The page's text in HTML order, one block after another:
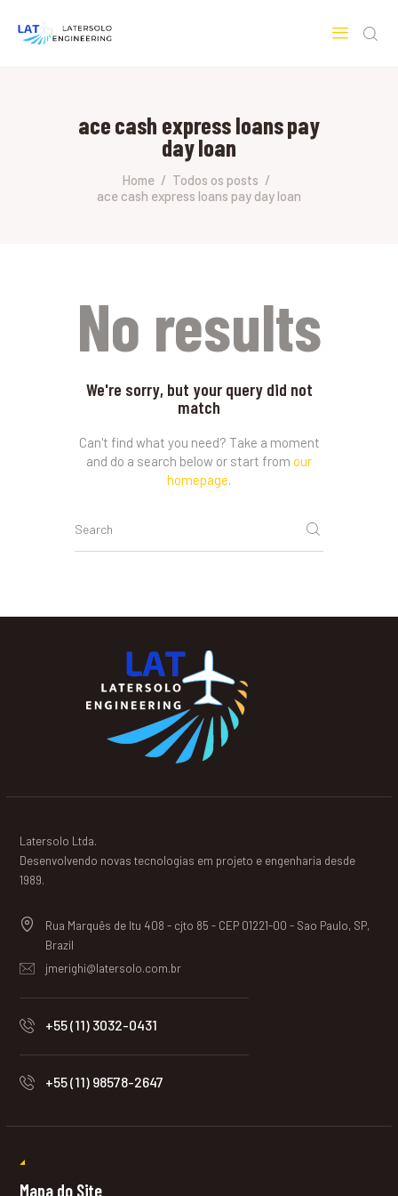
ace cash express loans pay
day loan
Home
Todos os posts
ace cash express loans pay day loan
HOME
SOBRE A LATERSOLO
ENGINEERING
MERCADOS & SERVIÇOS
No results
We're sorry, but your query did not
match
Can't find what you need? Take a moment
and do a search below or start from our
homepage.
Latersolo Ltda.
Desenvolvendo novas tecnologias em projeto e engenharia desde
1989.
Rua Marquês de Itu 408 - cjto 85 - CEP 01221-00 - Sao Paulo, SP,
Brazil
jmerighi@latersolo.com.br
+55 (11) 3032-0431
+55 (11) 98578-2647
Mapa do Site